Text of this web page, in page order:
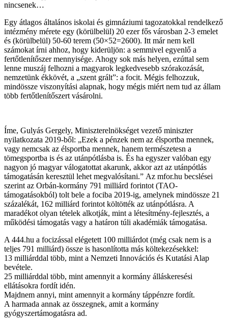
nincsenek…
Egy átlagos általános iskolai és gimnáziumi tagozatokkal rendelkező
intézmény mérete egy (körülbelül) 20 ezer fős városban 2-3 emelet
és (körülbelül) 50-60 terem (50×52=2600). Itt már nem kell
számokat írni ahhoz, hogy kiderüljön: a semmivel egyenlő a
fertőtlenítőszer mennyisége. Ahogy sok más helyen, ezúttal sem
lenne muszáj felhozni a magyarok legkedvesebb szórakozását,
nemzetünk ékkövét, a „szent grált”: a focit. Mégis felhozzuk,
mindössze viszonyítási alapnak, hogy mégis miért nem tud az állam
több fertőtlenítőszert vásárolni.
Íme, Gulyás Gergely, Miniszterelnökséget vezető miniszter
nyilatkozata 2019-ből: „Ezek a pénzek nem az élsportba mennek,
vagy nemcsak az élsportba mennek, hanem természetesn a
tömegsportba is és az utánpótlásba is. És ha egyszer valóban egy
nagyon jó magyar válogatottat akarunk, akkor azt az utánpótlás
támogatásán keresztül lehet megvalósítani.” Az mfor.hu becslései
szerint az Orbán-kormány 791 milliárd forintot (TAO-
támogatásokból) tolt bele a fociba 2019-ig, amelynek mindössze 21
százalékát, 162 milliárd forintot költötték az utánpótlásra. A
maradékot olyan tételek alkotják, mint a létesítmény-fejlesztés, a
működési támogatás vagy a határon túli akadémiák támogatása.
A 444.hu a focizással elégetett 100 milliárdot (még csak nem is a
teljes 791 milliárd) össze is hasonlította más költekezésekkel:
13 milliárddal több, mint a Nemzeti Innovációs és Kutatási Alap
bevétele.
25 milliárddal több, mint amennyit a kormány álláskeresési
ellátásokra fordít idén.
Majdnem annyi, mint amennyit a kormány táppénzre fordít.
A harmada annak az összegnek, amit a kormány
gyógyszertámogatásra ad.